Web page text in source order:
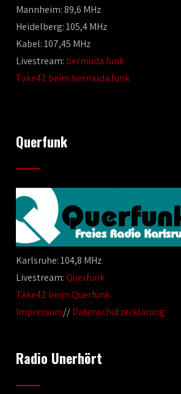
Mannheim: 89,6 MHz
Heidelberg: 105,4 MHz
Kabel: 107,45 MHz
Livestream: bermuda.funk
Take42 beim bermuda.funk
Querfunk
Karlsruhe: 104,8 MHz
Livestream:Querfunk
Take42 beim Querfunk
Impressum//Datenschutzerklärung
Radio Unerhört